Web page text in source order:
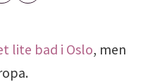
lite bad i Oslo, men